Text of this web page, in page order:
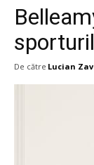
De către Lucian